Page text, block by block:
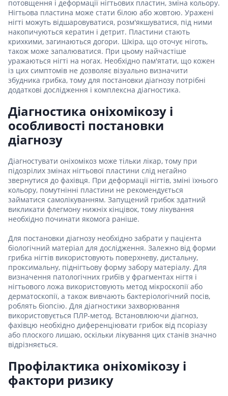
потовщення і деформації нігтьових пластин, зміна кольору.
Нігтьова пластина може стати білою або жовтою. Уражені
нігті можуть відшаровуватися, розм'якшуватися, під ними
накопичуються кератин і детрит. Пластини стають
крихкими, загинаються догори. Шкіра, що оточує ніготь,
також може запалюватися. При цьому найчастіше
уражаються нігті на ногах. Необхідно пам'ятати, що кожен
із цих симптомів не дозволяє візуально визначити
збудника грибка, тому для постановки діагнозу потрібні
додаткові дослідження і комплексна діагностика.
Діагностика оніхомікозу і
особливості постановки
діагнозу
Діагностувати оніхомікоз може тільки лікар, тому при
підозрілих змінах нігтьової пластини слід негайно
звернутися до фахівця. При деформації нігтів, зміні їхнього
кольору, помутнінні пластини не рекомендується
займатися самолікуванням. Запущений грибок здатний
викликати флегмону нижніх кінцівок, тому лікування
необхідно починати якомога раніше.
Для постановки діагнозу необхідно забрати у пацієнта
біологічний матеріал для дослідження. Залежно від форми
грибка нігтів використовують поверхневу, дистальну,
проксимальну, піднігтьову форму забору матеріалу. Для
визначення патологічних грибів у фрагментах нігтя і
нігтьового ложа використовують метод мікроскопії або
дерматоскопії, а також вивчають бактеріологічний посів,
роблять біопсію. Для діагностики захворювання
використовується ПЛР-метод. Встановлюючи діагноз,
фахівцю необхідно диференціювати грибок від псоріазу
або плоского лишаю, оскільки лікування цих станів значно
відрізняється.
Профілактика оніхомікозу і
фактори ризику